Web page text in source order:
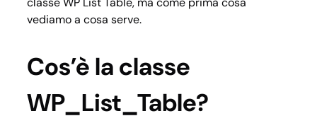
vediamo a cosa serve.
Cos’è la classe
WP_List_Table?